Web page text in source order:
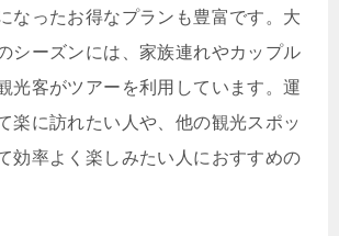
なったお得なプランも豊富です。大
シーズンには、家族連れやカップル
光客がツアーを利用しています。運
楽に訪れたい人や、他の観光スポッ
効率よく楽しみたい人におすすめの